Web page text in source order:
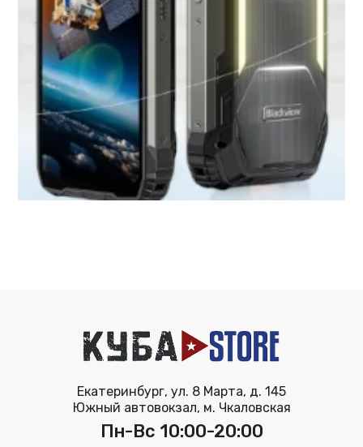
Екатеринбург, ул. 8 Марта, д. 145
Южный автовокзал, м. Чкаловская
Пн-Вс 10:00-20:00